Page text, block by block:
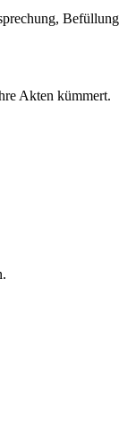
Befüllung
Akten kümmert.